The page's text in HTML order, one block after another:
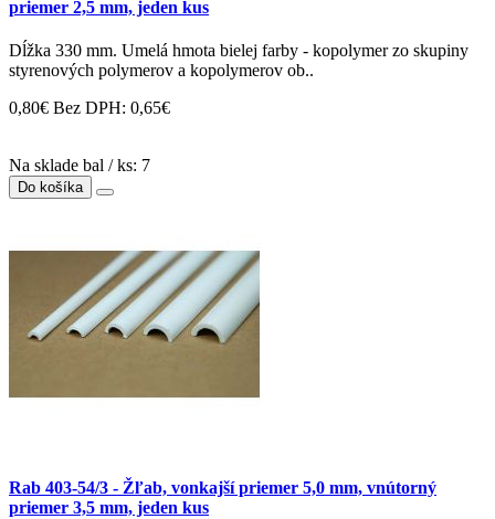
priemer 2,5 mm, jeden kus
Dĺžka 330 mm. Umelá hmota bielej farby - kopolymer zo skupiny
styrenových polymerov a kopolymerov ob..
0,80€ Bez DPH: 0,65€
Na sklade bal / ks: 7
Do košíka
Rab 403-54/3 - Žľab, vonkajší priemer 5,0 mm, vnútorný
priemer 3,5 mm, jeden kus